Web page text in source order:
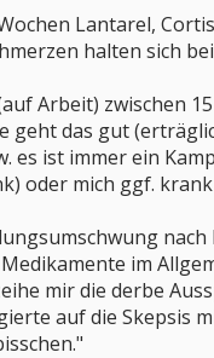
Lantarel,
halten sich
Arbeit) zwischen
geht das gut
es ist immer ein
oder mich ggf.
im
mir die derbe
auf die Skepsis